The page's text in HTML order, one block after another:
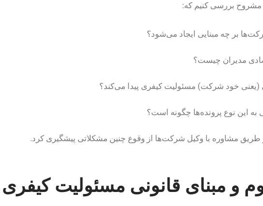
مشروح بررسی کنیم که:
بر چه مبنایی ایجاد می‌شود؟
مدیران چیست؟
خود شرکت) مسئولیت کیفری پیدا می‌کند؟
این نوع پرونده‌ها چگونه است؟
طریق مشاوره با وکیل شرکت‌ها از وقوع چنین مشکلاتی پیشگیری کرد.
و مبنای قانونی مسئولیت